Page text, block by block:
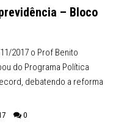
– Bloco
2017 o Prof Benito
do Programa Política
debatendo a reforma
0